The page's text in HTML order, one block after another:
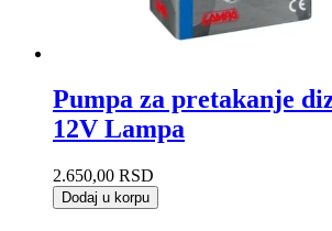
Pumpa za pretakanje
12V Lampa
2.650,00 RSD
Dodaj u korpu